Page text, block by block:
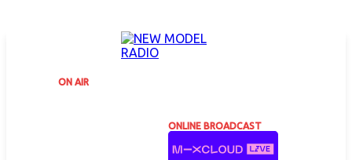
ON AIR
ONLINE BROADCAST